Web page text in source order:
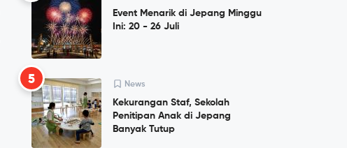
Event Menarik di Jepang Minggu
Ini: 20 - 26 Juli
5 News
Kekurangan Staf, Sekolah
Penitipan Anak di Jepang
Banyak Tutup